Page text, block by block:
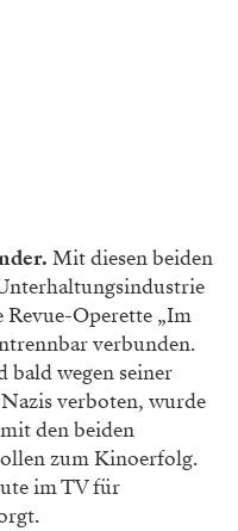
Mit diesen beiden
Operette „Im
verbunden.
wegen seiner
verboten, wurde
den beiden
zum Kinoerfolg.
im TV für